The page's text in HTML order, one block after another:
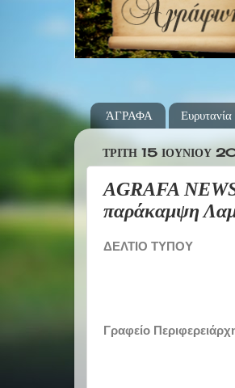
ΆΓΡΑΦΑ
ΤΡΊΤΗ 15 ΙΟΥΝΊΟΥ
AGRAFA
παράκαμψη
ΔΕΛΤΙΟ ΤΥΠΟΥ
Γραφείο